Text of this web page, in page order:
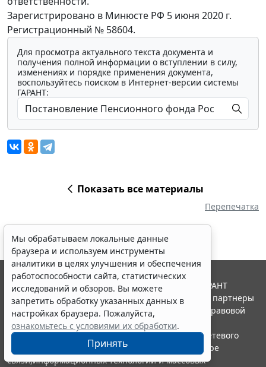
Зарегистрировано в Минюсте РФ 5 июня 2020 г.
Регистрационный № 58604.
Для просмотра актуального текста документа и
получения полной информации о вступлении в силу,
изменениях и порядке применения документа,
воспользуйтесь поиском в Интернет-версии системы
ГАРАНТ:
Показать все материалы
Перепечатка
Мы обрабатываем локальные данные
браузера и используем инструменты
аналитики в целях улучшения и обеспечения
работоспособности сайта, статистических
исследований и обзоров. Вы можете
запретить обработку указанных данных в
настройках браузера. Пожалуйста,
ознакомьтесь с условиями их обработки.
Принять
© ООО "НПП "ГАРАНТ-СЕРВИС", 2026. Система ГАРАНТ
выпускается с 1990 года. Компания "Гарант" и ее партнеры
являются участниками Российской ассоциации правовой
информации ГАРАНТ.
Портал ГАРАНТ.РУ зарегистрирован в качестве сетевого
издания Федеральной службой по надзору в сфере
связи,информационных технологий и массовых